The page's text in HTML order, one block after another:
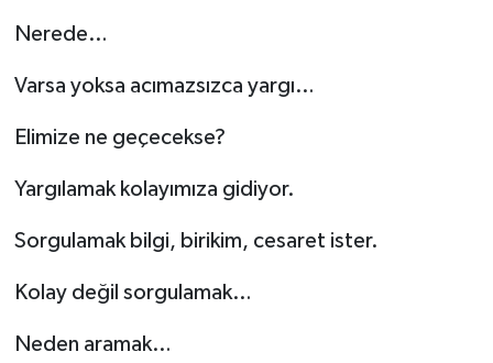
Nerede…
Varsa yoksa acımazsızca yargı…
Elimize ne geçecekse?
Yargılamak kolayımıza gidiyor.
Sorgulamak bilgi, birikim, cesaret ister.
Kolay değil sorgulamak…
Neden aramak…